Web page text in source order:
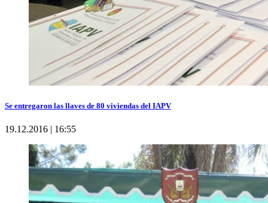
Se entregaron las llaves de 80 viviendas del IAPV
19.12.2016 | 16:55